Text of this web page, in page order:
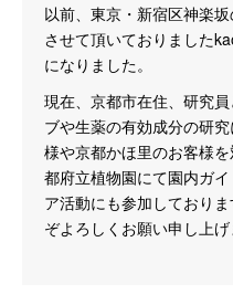
以前、東京・新宿区神楽
させて頂いておりました
になりました。
現在、京都市在住、研究
ブや生薬の有効成分の研
様や京都かほ里のお客様
都府立植物園にて園内ガ
ア活動にも参加しており
ぞよろしくお願い申し上げ